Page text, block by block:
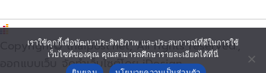
Copyright© thaipost.net, All rights reserved.,
ออกแบบเว็บ จัดทำเว็บไซต์โดย iDesign
เราใช้คุกกี้เพื่อพัฒนาประสิทธิภาพ และประสบการณ์ที่ดีในการใช้
เว็บไซต์ของคุณ คุณสามารถศึกษารายละเอียดได้ที่นี่